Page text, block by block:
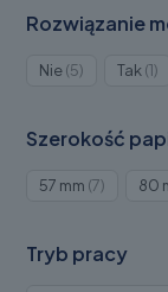
Rozwiązanie
Nie 5Produkty
Tak 1
Szerokość
57 mm 7Produkty
80
Tryb pracy